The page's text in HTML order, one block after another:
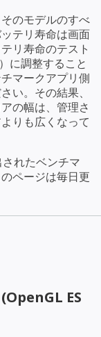
のモデルのすべ
テリ寿命は画面
リ寿命のテスト
に調整すること
マークアプリ側
い。その結果、
の幅は、管理さ
りも広くなって
れたベンチマ
ページは毎日更
ES